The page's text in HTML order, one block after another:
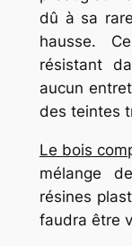
dû à sa
hausse.
résistant
aucun
des teintes
Le bois
mélange
résines
faudra être